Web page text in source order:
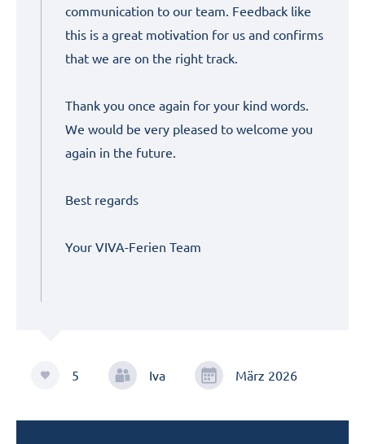
communication to our team. Feedback like
this is a great motivation for us and confirms
that we are on the right track.
Thank you once again for your kind words.
We would be very pleased to welcome you
again in the future.
Best regards
Your VIVA-Ferien Team
5 Iva März 2026